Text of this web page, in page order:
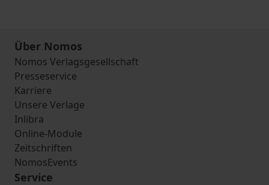
Über Nomos
Nomos Verlagsgesellschaft
Presseservice
Karriere
Unsere Verlage
Inlibra
Online-Module
Zeitschriften
NomosEvents
Service